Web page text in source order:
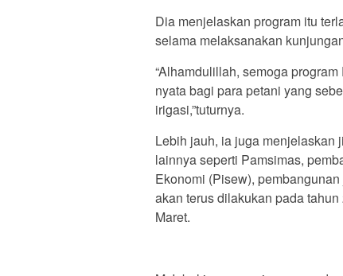
Dia menjelaskan program itu
selama melaksanakan
“Alhamdulillah, semoga
nyata bagi para petani yang
irigasi,”tuturnya.
Lebih jauh, ia juga menjelaskan
lainnya seperti Pamsimas,
Ekonomi (Pisew),
akan terus dilakukan pada
Maret.